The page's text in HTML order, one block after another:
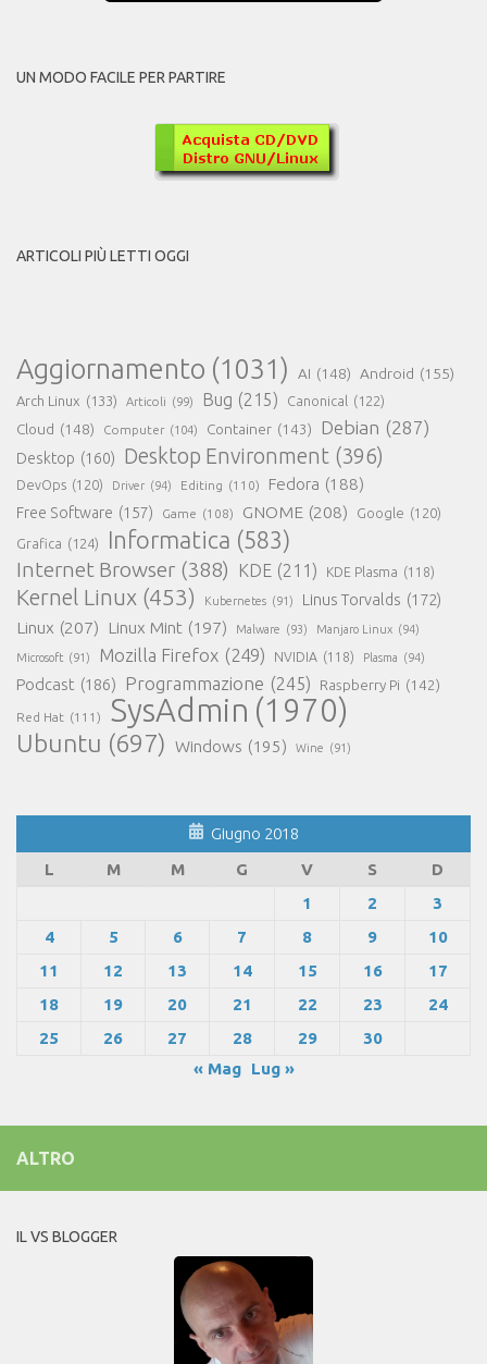
UN MODO FACILE PER PARTIRE
ARTICOLI PIÙ LETTI OGGI
Aggiornamento (1031) AI (148) Android (155)
Arch Linux (133) Articoli (99) Bug (215) Canonical (122)
Cloud (148) Computer (104) Container (143) Debian (287)
Desktop (160) Desktop Environment (396)
DevOps (120) Driver (94) Editing (110) Fedora (188)
Free Software (157) Game (108) GNOME (208) Google (120)
Grafica (124) Informatica (583)
Internet Browser (388) KDE (211) KDE Plasma (118)
Kernel Linux (453) Kubernetes (91) Linus Torvalds (172)
Linux (207) Linux Mint (197) Malware (93) Manjaro Linux (94)
Microsoft (91) Mozilla Firefox (249) NVIDIA (118) Plasma (94)
Podcast (186) Programmazione (245) Raspberry Pi (142)
Red Hat (111) SysAdmin (1970)
Ubuntu (697) Windows (195) Wine (91)
Giugno 2018
L
M M G V S
D
1
2
3
4
5 6 7 8 9
10
11
12 13 14 15 16
17
18
19 20 21 22 23
24
25
26 27 28 29
30
« Mag
Lug »
ALTRO
IL VS BLOGGER